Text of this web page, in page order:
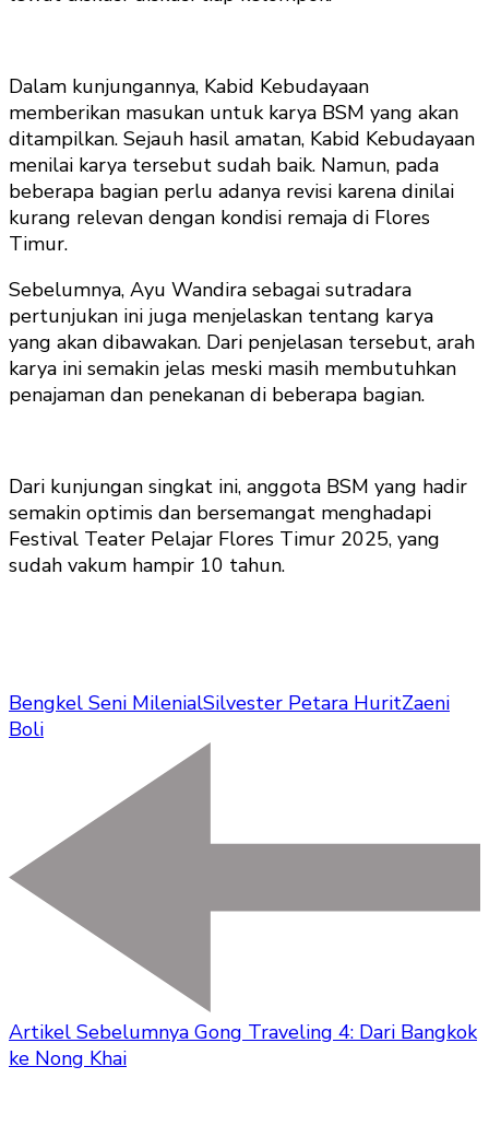
Dalam kunjungannya, Kabid Kebudayaan
memberikan masukan untuk karya BSM yang akan
ditampilkan. Sejauh hasil amatan, Kabid Kebudayaan
menilai karya tersebut sudah baik. Namun, pada
beberapa bagian perlu adanya revisi karena dinilai
kurang relevan dengan kondisi remaja di Flores
Timur.
Sebelumnya, Ayu Wandira sebagai sutradara
pertunjukan ini juga menjelaskan tentang karya
yang akan dibawakan. Dari penjelasan tersebut, arah
karya ini semakin jelas meski masih membutuhkan
penajaman dan penekanan di beberapa bagian.
Dari kunjungan singkat ini, anggota BSM yang hadir
semakin optimis dan bersemangat menghadapi
Festival Teater Pelajar Flores Timur 2025, yang
sudah vakum hampir 10 tahun.
Bengkel Seni MilenialSilvester Petara HuritZaeni
Boli
Artikel Sebelumnya Gong Traveling 4: Dari Bangkok
ke Nong Khai